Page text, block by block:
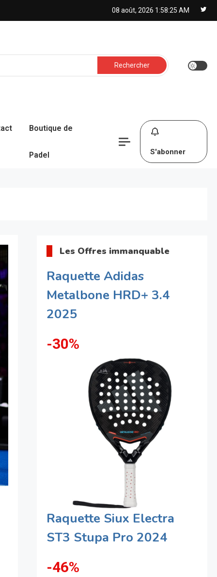
08 août, 2026 1:58:26 AM
Rechercher :
Boutique de
Padel S'abonner
Les Offres immanquable
Raquette Adidas
Metalbone HRD+ 3.4
2025
-30%
Raquette Siux Electra
ST3 Stupa Pro 2024
-46%